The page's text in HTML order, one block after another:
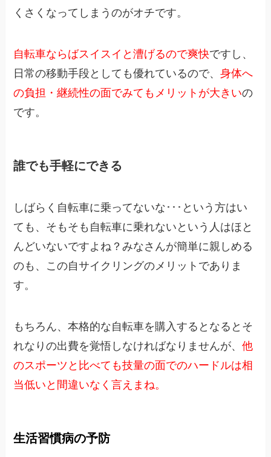
くさくなってしまうのがオチです。
自転車ならばスイスイと漕げるので爽快ですし、
日常の移動手段としても優れているので、身体へ
の負担・継続性の面でみてもメリットが大きいの
です。
誰でも手軽にできる
しばらく自転車に乗ってないな･･･という方はい
ても、そもそも自転車に乗れないという人はほと
んどいないですよね？みなさんが簡単に親しめる
のも、この自サイクリングのメリットでありま
す。
もちろん、本格的な自転車を購入するとなるとそ
れなりの出費を覚悟しなければなりませんが、他
のスポーツと比べても技量の面でのハードルは相
当低いと間違いなく言えまね。
生活習慣病の予防